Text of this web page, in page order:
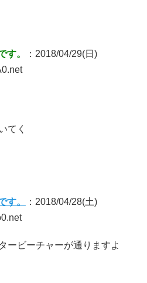
す。
：2018/04/29(日)
てく
す。
：2018/04/28(土)
ービーチャーが通りますよ